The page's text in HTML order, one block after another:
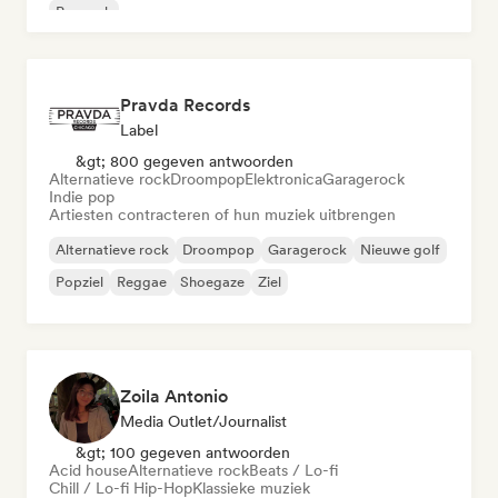
Poprock
Pravda Records
Label
&gt; 800 gegeven antwoorden
Alternatieve rockDroompopElektronicaGaragerock
Indie pop
Artiesten contracteren of hun muziek uitbrengen
Alternatieve rock Droompop Garagerock
Nieuwe golf
Popziel
Reggae Shoegaze Ziel
Zoila Antonio
Media Outlet/Journalist
&gt; 100 gegeven antwoorden
Acid houseAlternatieve rockBeats / Lo-fi
Chill / Lo-fi Hip-HopKlassieke muziek